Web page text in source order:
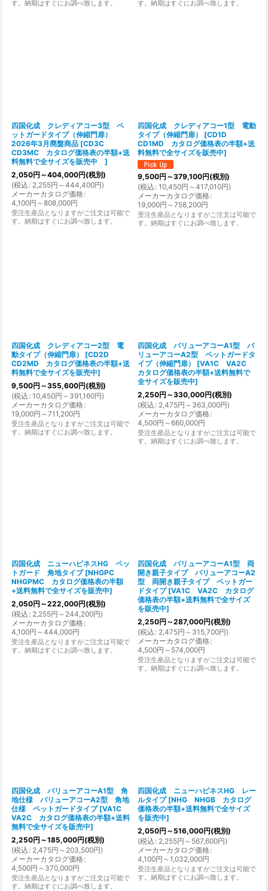
す。納期はすぐにお調べ致します。 す。納期はすぐにお調べ致します。
四国化成 クレディアコー3型 ペ
ットガードタイプ（伸縮門扉）
2026年3月廃盤商品 [CD3C
CD3MC カタログ価格表の半額+送
料無料で全サイズを販売中 ]
2,050円 ～404,000円(税別)
(税込 : 2,255円 ～444,400円)
メーカーカタログ価格:
4,100円 ～808,000円
受注生産品となりますがご注文は可能で
す。納期はすぐにお調べ致します。
四国化成 クレディアコー1型 電動
タイプ（伸縮門扉）
[CD1D
CD1MD カタログ価格表の半額+送
料無料で全サイズを販売中]
9,500円 ～379,100円(税別)
(税込 : 10,450円 ～417,010円)
メーカーカタログ価格:
19,000円 ～758,200円
受注生産品となりますがご注文は可能で
す。納期はすぐにお調べ致します。
四国化成 クレディアコー2型 電
動タイプ（伸縮門扉）
[CD2D
CD2MD カタログ価格表の半額+送
料無料で全サイズを販売中]
9,500円 ～355,600円(税別)
(税込 : 10,450円 ～391,160円)
メーカーカタログ価格:
19,000円 ～711,200円
受注生産品となりますがご注文は可能で
す。納期はすぐにお調べ致します。
四国化成 バリューアコーA1型 バ
リューアコーA2型 ペットガードタ
イプ（伸縮門扉）
[VA1C VA2C
カタログ価格表の半額+送料無料で
全サイズを販売中]
2,250円 ～330,000円(税別)
(税込 : 2,475円 ～363,000円)
メーカーカタログ価格:
4,500円 ～660,000円
受注生産品となりますがご注文は可能で
す。納期はすぐにお調べ致します。
四国化成 ニューハピネスHG ペッ
トガード 角地タイプ [NHGPC
NHGPMC カタログ価格表の半額
+送料無料で全サイズを販売中]
2,050円 ～222,000円(税別)
(税込 : 2,255円 ～244,200円)
メーカーカタログ価格:
4,100円 ～444,000円
受注生産品となりますがご注文は可能で
す。納期はすぐにお調べ致します。
四国化成 バリューアコーA1型 両
開き親子タイプ バリューアコーA2
型 両開き親子タイプ ペットガー
ドタイプ [VA1C VA2C カタログ
価格表の半額+送料無料で全サイズ
を販売中]
2,250円 ～287,000円(税別)
(税込 : 2,475円 ～315,700円)
メーカーカタログ価格:
4,500円 ～574,000円
受注生産品となりますがご注文は可能で
す。納期はすぐにお調べ致します。
四国化成 バリューアコーA1型 角
地仕様 バリューアコーA2型 角地
仕様 ペットガードタイプ [VA1C
VA2C カタログ価格表の半額+送料
無料で全サイズを販売中]
2,250円 ～185,000円(税別)
(税込 : 2,475円 ～203,500円)
メーカーカタログ価格:
4,500円 ～370,000円
受注生産品となりますがご注文は可能で
す。納期はすぐにお調べ致します。
四国化成 ニューハピネスHG レー
ルタイプ [NHG NHGB カタログ
価格表の半額+送料無料で全サイズ
を販売中]
2,050円 ～516,000円(税別)
(税込 : 2,255円 ～567,600円)
メーカーカタログ価格:
4,100円 ～1,032,000円
受注生産品となりますがご注文は可能で
す。納期はすぐにお調べ致します。